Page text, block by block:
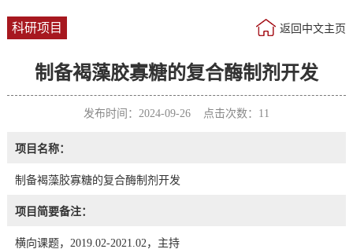
科研项目 返回中文主页
制备褐藻胶寡糖的复合酶制剂开发
发布时间：2024-09-26 点击次数： 11
项目名称：
制备褐藻胶寡糖的复合酶制剂开发
项目简要备注：
横向课题，2019.02-2021.02，主持